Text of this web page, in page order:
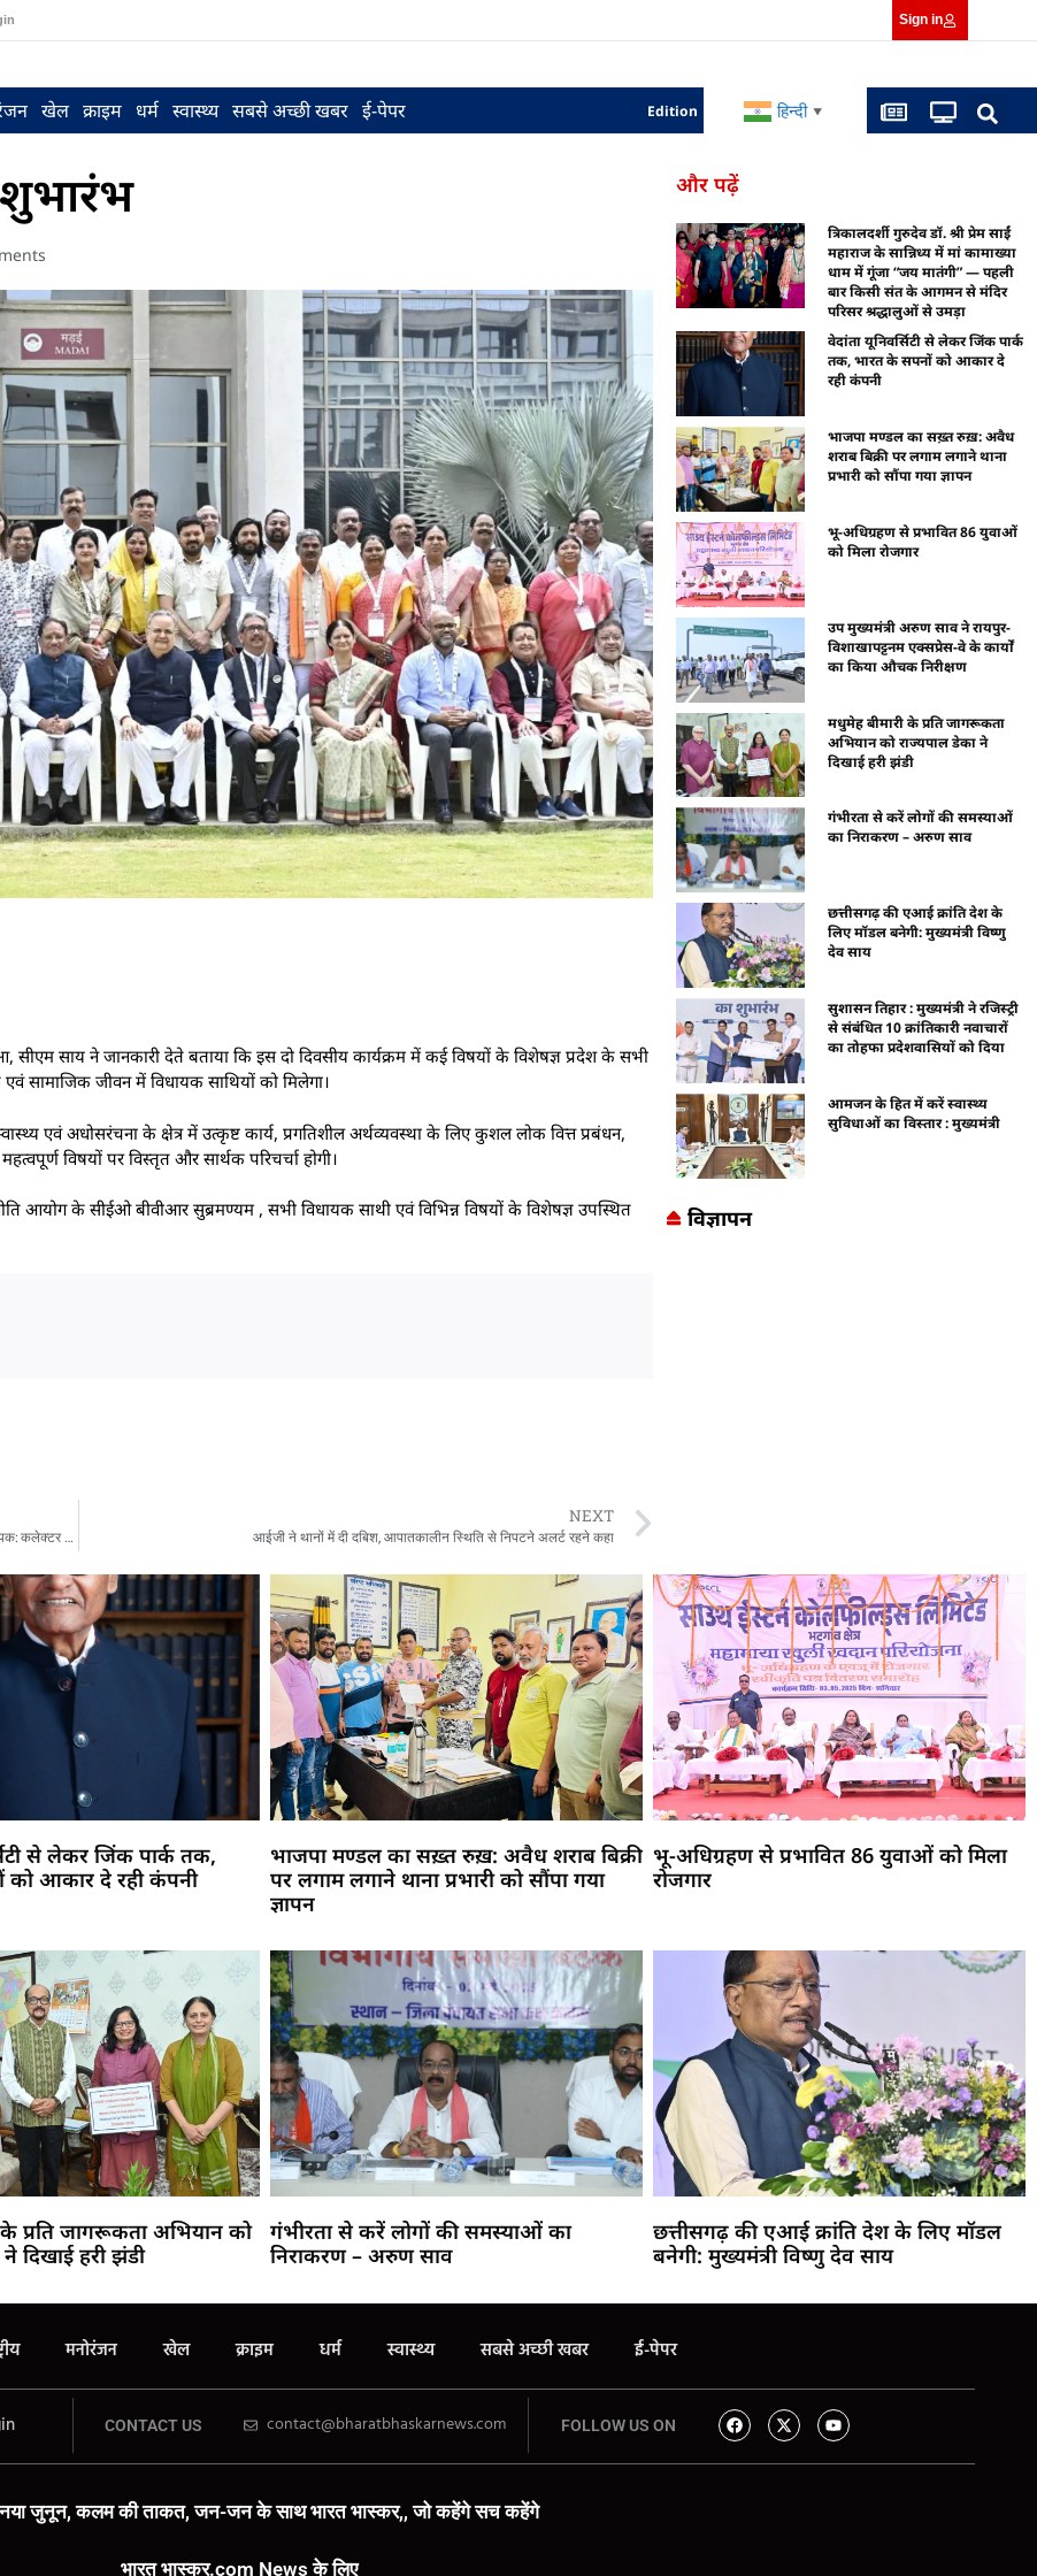
Sign in
खेल क्राइम धर्म स्वास्थ्य सबसे अच्छी खबर ई-पेपर Edition हिन्दी ▼
शुभारंभ
सीएम साय ने जानकारी देते बताया कि इस दो दिवसीय कार्यक्रम में कई विषयों के विशेषज्ञ प्रदेश के सभी
सामाजिक जीवन में विधायक साथियों को मिलेगा।
एवं अधोसरंचना के क्षेत्र में उत्कृष्ट कार्य, प्रगतिशील अर्थव्यवस्था के लिए कुशल लोक वित्त प्रबंधन,
विषयों पर विस्तृत और सार्थक परिचर्चा होगी।
आयोग के सीईओ बीवीआर सुब्रमण्यम , सभी विधायक साथी एवं विभिन्न विषयों के विशेषज्ञ उपस्थित
पानी सभी के लिए है अनमोल, इसके संरक्षण एवं संवर्धन सुनिश्चित करने जनभागीदारी अत्यंत आवश्यक: कलेक्टर चन्द्रवाल
NEXT
आईजी ने थानों में दी दबिश, आपातकालीन स्थिति से निपटने अलर्ट रहने कहा
और पढ़ें
त्रिकालदर्शी गुरुदेव डॉ. श्री प्रेम साईं
महाराज के सान्निध्य में मां कामाख्या
धाम में गूंजा “जय मातंगी” — पहली
बार किसी संत के आगमन से मंदिर
परिसर श्रद्धालुओं से उमड़ा
वेदांता यूनिवर्सिटी से लेकर जिंक पार्क
तक, भारत के सपनों को आकार दे
रही कंपनी
भाजपा मण्डल का सख़्त रुख़: अवैध
शराब बिक्री पर लगाम लगाने थाना
प्रभारी को सौंपा गया ज्ञापन
भू-अधिग्रहण से प्रभावित 86 युवाओं
को मिला रोजगार
उप मुख्यमंत्री अरुण साव ने रायपुर-
विशाखापट्टनम एक्सप्रेस-वे के कार्यों
का किया औचक निरीक्षण
मधुमेह बीमारी के प्रति जागरूकता
अभियान को राज्यपाल डेका ने
दिखाई हरी झंडी
गंभीरता से करें लोगों की समस्याओं
का निराकरण – अरुण साव
छत्तीसगढ़ की एआई क्रांति देश के
लिए मॉडल बनेगी: मुख्यमंत्री विष्णु
देव साय
सुशासन तिहार : मुख्यमंत्री ने रजिस्ट्री
से संबंधित 10 क्रांतिकारी नवाचारों
का तोहफा प्रदेशवासियों को दिया
आमजन के हित में करें स्वास्थ्य
सुविधाओं का विस्तार : मुख्यमंत्री
विज्ञापन
से लेकर जिंक पार्क तक,
को आकार दे रही कंपनी
भाजपा मण्डल का सख़्त रुख़: अवैध शराब बिक्री
पर लगाम लगाने थाना प्रभारी को सौंपा गया
ज्ञापन
भू-अधिग्रहण से प्रभावित 86 युवाओं को मिला
रोजगार
के प्रति जागरूकता अभियान को
दिखाई हरी झंडी
गंभीरता से करें लोगों की समस्याओं का
निराकरण – अरुण साव
छत्तीसगढ़ की एआई क्रांति देश के लिए मॉडल
बनेगी: मुख्यमंत्री विष्णु देव साय
मनोरंजन खेल क्राइम धर्म स्वास्थ्य सबसे अच्छी खबर ई-पेपर
CONTACT US contact@bharatbhaskarnews.com FOLLOW US ON
जुनून, कलम की ताकत, जन-जन के साथ भारत भास्कर,, जो कहेंगे सच कहेंगे
भारत भास्कर.com News के लिए